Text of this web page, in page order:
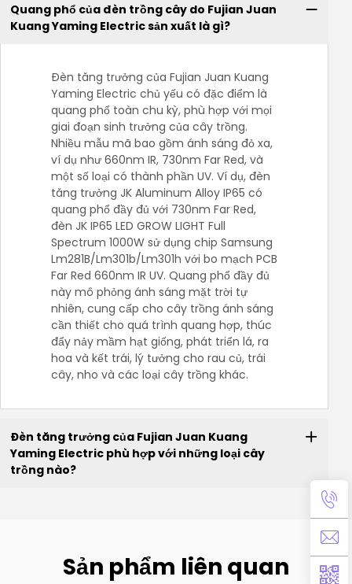
Quang phổ của đèn trồng cây do Fujian Juan
Kuang Yaming Electric sản xuất là gì?
Đèn tăng trưởng của Fujian Juan Kuang
Yaming Electric chủ yếu có đặc điểm là
quang phổ toàn chu kỳ, phù hợp với mọi
giai đoạn sinh trưởng của cây trồng.
Nhiều mẫu mã bao gồm ánh sáng đỏ xa,
ví dụ như 660nm IR, 730nm Far Red, và
một số loại có thành phần UV. Ví dụ, đèn
tăng trưởng JK Aluminum Alloy IP65 có
quang phổ đầy đủ với 730nm Far Red,
đèn JK IP65 LED GROW LIGHT Full
Spectrum 1000W sử dụng chip Samsung
Lm281B/Lm301b/Lm301h với bo mạch PCB
Far Red 660nm IR UV. Quang phổ đầy đủ
này mô phỏng ánh sáng mặt trời tự
nhiên, cung cấp cho cây trồng ánh sáng
cần thiết cho quá trình quang hợp, thúc
đẩy nảy mầm hạt giống, phát triển lá, ra
hoa và kết trái, lý tưởng cho rau củ, trái
cây, nho và các loại cây trồng khác.
Đèn tăng trưởng của Fujian Juan Kuang
Yaming Electric phù hợp với những loại cây
trồng nào?
Sản phẩm liên quan